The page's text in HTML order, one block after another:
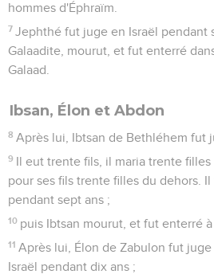
hommes d'Éphraïm.
7 Jephthé fut juge en Israël pendant
Galaadite, mourut, et fut enterré
Galaad.
Ibsan, Élon et Abdon
8 Après lui, Ibtsan de Bethléhem fut
9 Il eut trente fils, il maria trente
pour ses fils trente filles du dehors.
pendant sept ans ;
10 puis Ibtsan mourut, et fut enterré à
11 Après lui, Élon de Zabulon fut
Israël pendant dix ans ;